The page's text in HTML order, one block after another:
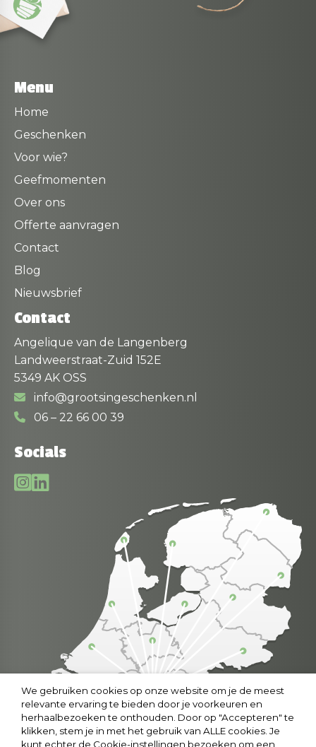
Menu
Home
Geschenken
Voor wie?
Geefmomenten
Over ons
Offerte aanvragen
Contact
Blog
Nieuwsbrief
Contact
Angelique van de Langenberg
Landweerstraat-Zuid 152E
5349 AK OSS
info@grootsingeschenken.nl
06 – 22 66 00 39
Socials
We gebruiken cookies op onze website om je de meest
relevante ervaring te bieden door je voorkeuren en
herhaalbezoeken te onthouden. Door op "Accepteren" te
klikken, stem je in met het gebruik van ALLE cookies. Je
kunt echter de Cookie-instellingen bezoeken om een